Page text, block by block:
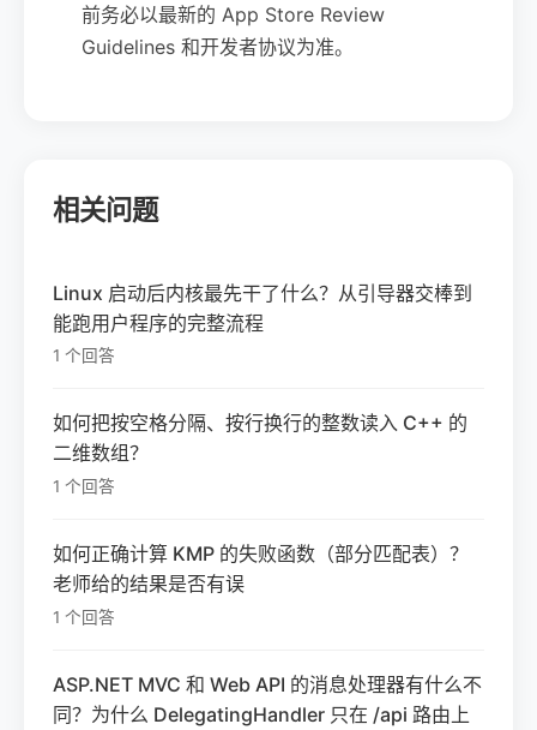
前务必以最新的 App Store Review
Guidelines 和开发者协议为准。
相关问题
Linux 启动后内核最先干了什么？从引导器交棒到
能跑用户程序的完整流程
1 个回答
如何把按空格分隔、按行换行的整数读入 C++ 的
二维数组？
1 个回答
如何正确计算 KMP 的失败函数（部分匹配表）？
老师给的结果是否有误
1 个回答
ASP.NET MVC 和 Web API 的消息处理器有什么不
同？为什么 DelegatingHandler 只在 /api 路由上